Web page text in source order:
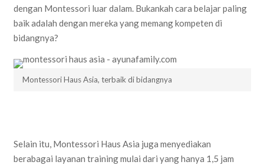
dengan Montessori luar dalam. Bukankah cara belajar paling
baik adalah dengan mereka yang memang kompeten di
bidangnya?
Montessori Haus Asia, terbaik di bidangnya
Selain itu, Montessori Haus Asia juga menyediakan
berabagai layanan training mulai dari yang hanya 1,5 jam